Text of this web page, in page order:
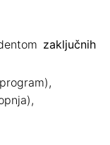
zaključnih